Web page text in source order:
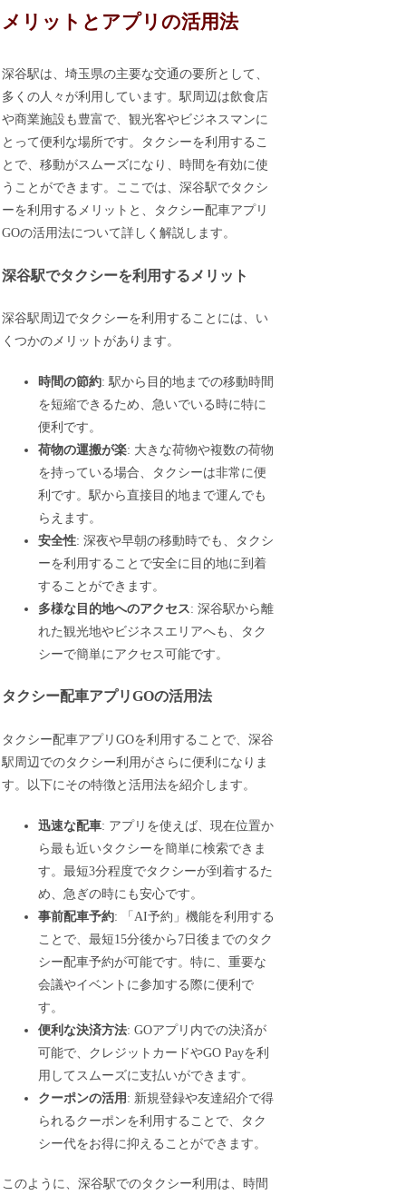
メリットとアプリの活用法
深谷駅は、埼玉県の主要な交通の要所として、
多くの人々が利用しています。駅周辺は飲食店
や商業施設も豊富で、観光客やビジネスマンに
とって便利な場所です。タクシーを利用するこ
とで、移動がスムーズになり、時間を有効に使
うことができます。ここでは、深谷駅でタクシ
ーを利用するメリットと、タクシー配車アプリ
GOの活用法について詳しく解説します。
深谷駅でタクシーを利用するメリット
深谷駅周辺でタクシーを利用することには、い
くつかのメリットがあります。
時間の節約: 駅から目的地までの移動時間
を短縮できるため、急いでいる時に特に
便利です。
荷物の運搬が楽: 大きな荷物や複数の荷物
を持っている場合、タクシーは非常に便
利です。駅から直接目的地まで運んでも
らえます。
安全性: 深夜や早朝の移動時でも、タクシ
ーを利用することで安全に目的地に到着
することができます。
多様な目的地へのアクセス: 深谷駅から離
れた観光地やビジネスエリアへも、タク
シーで簡単にアクセス可能です。
タクシー配車アプリGOの活用法
タクシー配車アプリGOを利用することで、深谷
駅周辺でのタクシー利用がさらに便利になりま
す。以下にその特徴と活用法を紹介します。
迅速な配車: アプリを使えば、現在位置か
ら最も近いタクシーを簡単に検索できま
す。最短3分程度でタクシーが到着するた
め、急ぎの時にも安心です。
事前配車予約: 「AI予約」機能を利用する
ことで、最短15分後から7日後までのタク
シー配車予約が可能です。特に、重要な
会議やイベントに参加する際に便利で
す。
便利な決済方法: GOアプリ内での決済が
可能で、クレジットカードやGO Payを利
用してスムーズに支払いができます。
クーポンの活用 : 新規登録や友達紹介で得
られるクーポンを利用することで、タク
シー代をお得に抑えることができます。
このように、深谷駅でのタクシー利用は、時間